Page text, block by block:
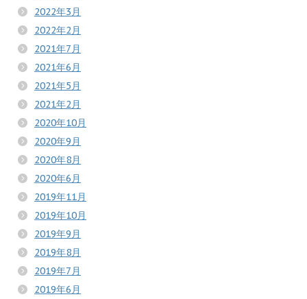
2022年3月
2022年2月
2021年7月
2021年6月
2021年5月
2021年2月
2020年10月
2020年9月
2020年8月
2020年6月
2019年11月
2019年10月
2019年9月
2019年8月
2019年7月
2019年6月